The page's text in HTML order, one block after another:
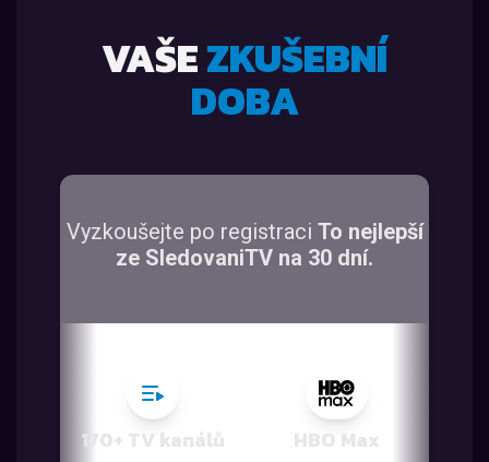
VAŠEZKUŠEBNÍ
DOBA
Vyzkoušejte po registraci To nejlepší
ze SledovaniTV na 30 dní.
170+ TV kanálů HBO Max